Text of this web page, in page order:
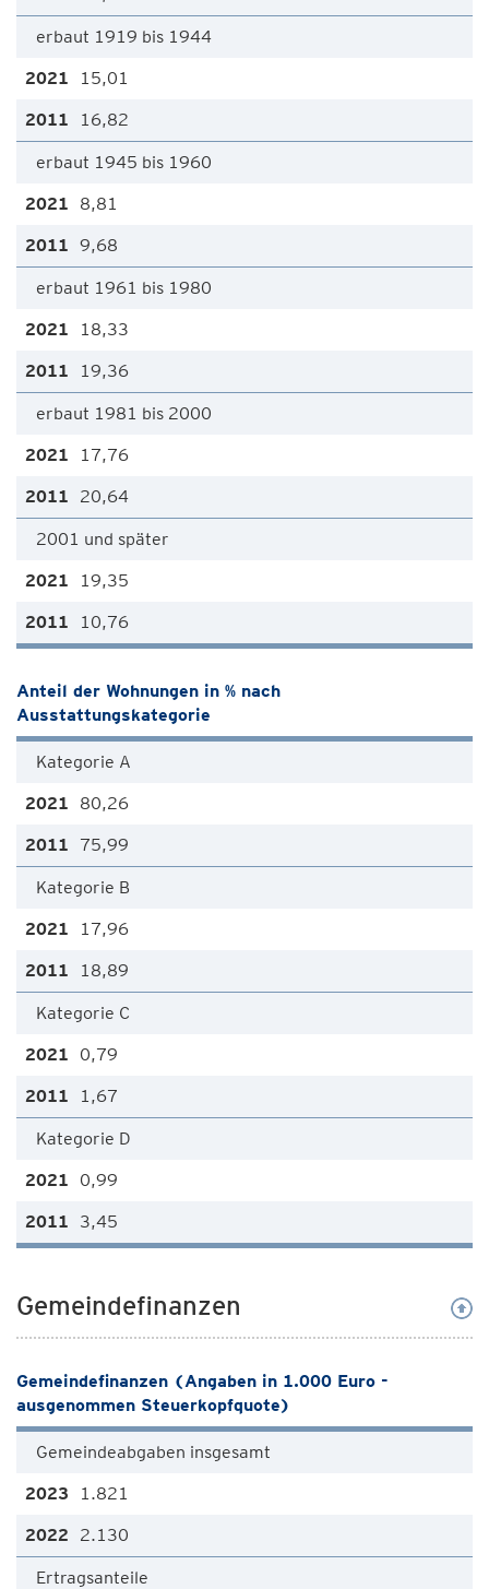
erbaut 1919 bis 1944
15,01
16,82
erbaut 1945 bis 1960
8,81
9,68
erbaut 1961 bis 1980
18,33
19,36
erbaut 1981 bis 2000
17,76
20,64
2001 und später
19,35
10,76
Anteil der Wohnungen in % nach
Ausstattungskategorie
Kategorie A
80,26
75,99
Kategorie B
17,96
18,89
Kategorie C
0,79
1,67
Kategorie D
0,99
3,45
Gemeindefinanzen
Gemeindefinanzen (Angaben in 1.000 Euro -
ausgenommen Steuerkopfquote)
Gemeindeabgaben insgesamt
1.821
2.130
Ertragsanteile